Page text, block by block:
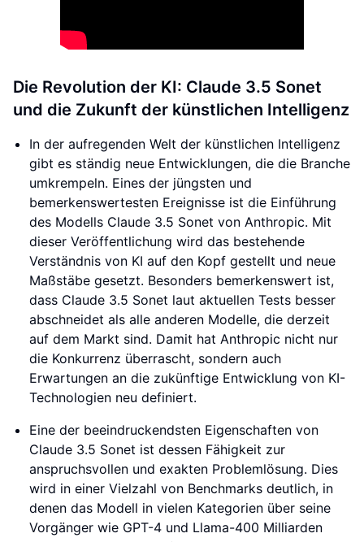
Die Revolution der KI: Claude 3.5 Sonet
und die Zukunft der künstlichen Intelligenz
In der aufregenden Welt der künstlichen Intelligenz
gibt es ständig neue Entwicklungen, die die Branche
umkrempeln. Eines der jüngsten und
bemerkenswertesten Ereignisse ist die Einführung
des Modells Claude 3.5 Sonet von Anthropic. Mit
dieser Veröffentlichung wird das bestehende
Verständnis von KI auf den Kopf gestellt und neue
Maßstäbe gesetzt. Besonders bemerkenswert ist,
dass Claude 3.5 Sonet laut aktuellen Tests besser
abschneidet als alle anderen Modelle, die derzeit
auf dem Markt sind. Damit hat Anthropic nicht nur
die Konkurrenz überrascht, sondern auch
Erwartungen an die zukünftige Entwicklung von KI-
Technologien neu definiert.
Eine der beeindruckendsten Eigenschaften von
Claude 3.5 Sonet ist dessen Fähigkeit zur
anspruchsvollen und exakten Problemlösung. Dies
wird in einer Vielzahl von Benchmarks deutlich, in
denen das Modell in vielen Kategorien über seine
Vorgänger wie GPT-4 und Llama-400 Milliarden